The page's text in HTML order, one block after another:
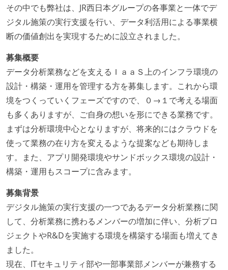
その中でも弊社は、JR西日本グループの各事業と一体でデ
ジタル施策の実行支援を行い、データ利活用による事業横
断の価値創出を実現するために設立されました。
募集概要
データ分析業務などを支えるＩａａＳ上のインフラ環境の
設計・構築・運用を管理する方を募集します。これから環
境をつくっていくフェーズですので、０→１で考える場面
も多くありますが、ご自身の想いを形にできる業務です。
まずは分析環境中心となりますが、将来的にはクラウドを
使って業務の在り方を変えるような提案なども期待しま
す。また、アプリ開発環境やサンドボックス環境の設計・
構築・運用もスコープに含みます。
募集背景
デジタル施策の実行支援の一つであるデータ分析業務に関
して、分析業務に携わるメンバーの増加に伴い、分析プロ
ジェクトやR&Dを実施する環境を構築する場面も増えてき
ました。
現在、ITセキュリティ部や一部事業部メンバーが兼務する